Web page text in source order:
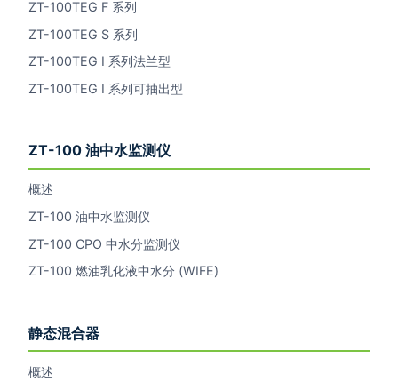
ZT-100TEG F 系列
ZT-100TEG S 系列
ZT-100TEG I 系列法兰型
ZT-100TEG I 系列可抽出型
ZT-100 油中水监测仪
概述
ZT-100 油中水监测仪
ZT-100 CPO 中水分监测仪
ZT-100 燃油乳化液中水分 (WIFE)
静态混合器
概述